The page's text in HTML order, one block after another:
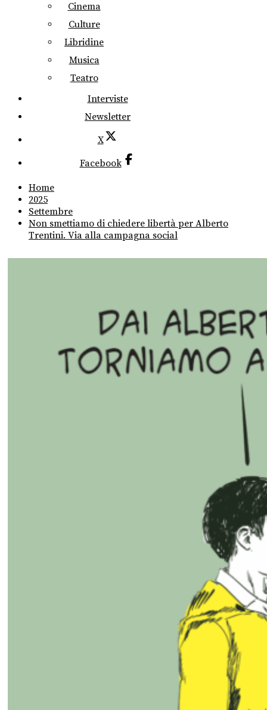
Cinema
Culture
Libridine
Musica
Teatro
Interviste
Newsletter
X
Facebook
Home
2025
Settembre
Non smettiamo di chiedere libertà per Alberto
Trentini. Via alla campagna social